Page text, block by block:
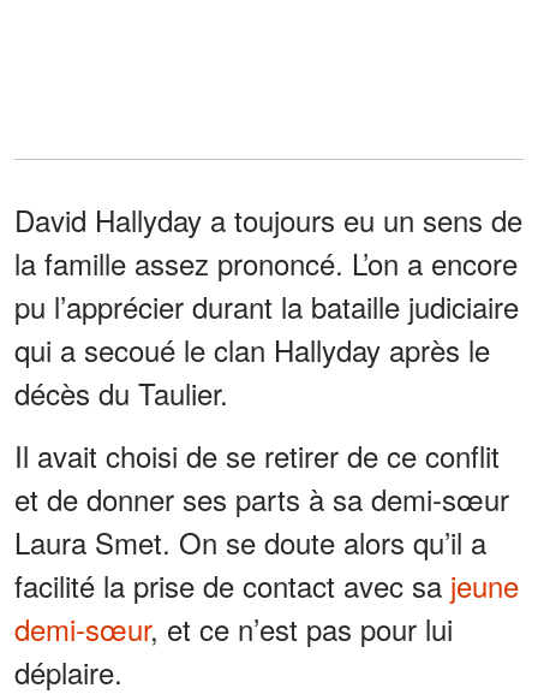
David Hallyday a toujours eu un sens de
la famille assez prononcé. L’on a encore
pu l’apprécier durant la bataille judiciaire
qui a secoué le clan Hallyday après le
décès du Taulier.
Il avait choisi de se retirer de ce conflit
et de donner ses parts à sa demi-sœur
Laura Smet. On se doute alors qu’il a
facilité la prise de contact avec sa jeune
demi-sœur, et ce n’est pas pour lui
déplaire.